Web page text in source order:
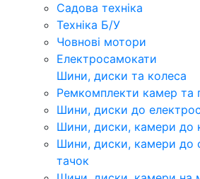
Садова техніка
Техніка Б/У
Човнові мотори
Електросамокати
Шини, диски та колеса
Ремкомплекти камер та
Шини, диски до
Шини, диски, камери до
Шини, диски, камери до
тачок